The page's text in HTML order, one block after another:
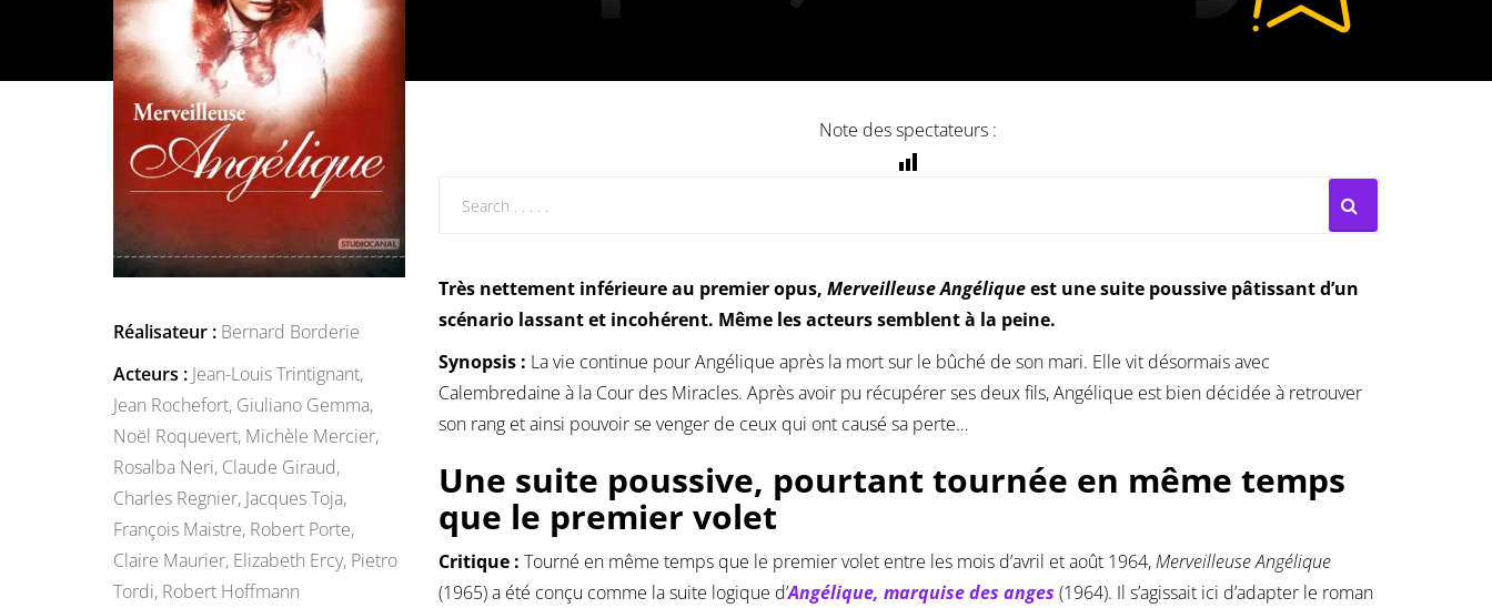
Réalisateur : Bernard Borderie
Acteurs : Jean-Louis Trintignant,
Jean Rochefort, Giuliano Gemma,
Noël Roquevert, Michèle Mercier,
Rosalba Neri, Claude Giraud,
Charles Regnier, Jacques Toja,
François Maistre, Robert Porte,
Claire Maurier, Elizabeth Ercy, Pietro
Tordi, Robert Hoffmann
Note des spectateurs :
Très nettement inférieure au premier opus, Merveilleuse Angéliqueest une suite poussive pâtissant d’un
scénario lassant et incohérent. Même les acteurs semblent à la peine.
Synopsis : La vie continue pour Angélique après la mort sur le bûché de son mari. Elle vit désormais avec
Calembredaine à la Cour des Miracles. Après avoir pu récupérer ses deux fils, Angélique est bien décidée à retrouver
son rang et ainsi pouvoir se venger de ceux qui ont causé sa perte…
Une suite poussive, pourtant tournée en même temps
que le premier volet
Critique : Tourné en même temps que le premier volet entre les mois d’avril et août 1964,Merveilleuse Angélique
(1965) a été conçu comme la suite logique d’Angélique, marquise des anges (1964). Il s’agissait ici d’adapter le roman